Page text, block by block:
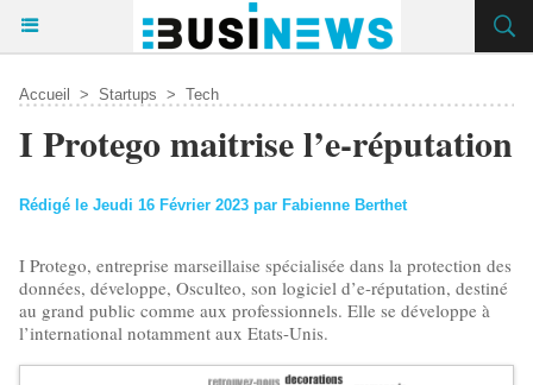
Accueil > Startups > Tech
I Protego maitrise l’e-réputation
Rédigé le Jeudi 16 Février 2023 par Fabienne Berthet
I Protego, entreprise marseillaise spécialisée dans la protection des
données, développe, Osculteo, son logiciel d’e-réputation, destiné
au grand public comme aux professionnels. Elle se développe à
l’international notamment aux Etats-Unis.